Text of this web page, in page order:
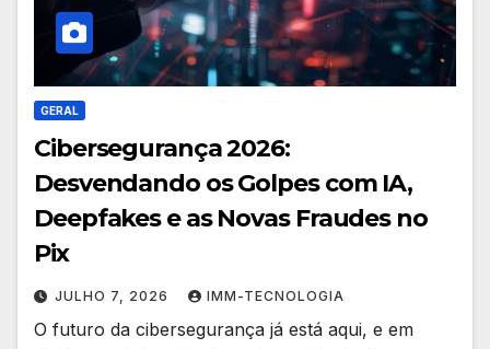
GERAL
Cibersegurança 2026:
Desvendando os Golpes com IA,
Deepfakes e as Novas Fraudes no
Pix
JULHO 7, 2026 IMM-TECNOLOGIA
O futuro da cibersegurança já está aqui, e em